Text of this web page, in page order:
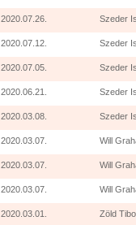
2020.07.26. Szeder
2020.07.12. Szeder
2020.07.05. Szeder
2020.06.21. Szeder
2020.03.08. Szeder
2020.03.07. Will
2020.03.07. Will
2020.03.07. Will
2020.03.01. Zöld